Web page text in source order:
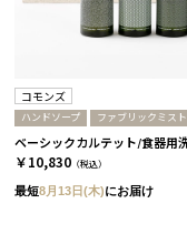
コモンズ
ハンドソープ ファブリックミスト
￥10,830 （税込）
最短8月13日(木)にお届け